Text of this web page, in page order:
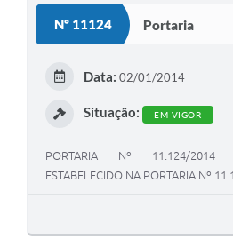
Nº 11124 Portaria
Data: 02/01/2014
Situação: EM VIGOR
PORTARIA Nº 11.124/2014
ESTABELECIDO NA PORTARIA Nº